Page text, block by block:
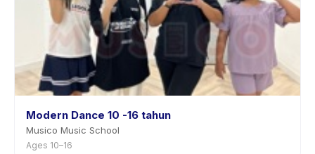
Modern Dance 10 -16 tahun
Musico Music School
Ages 10–16